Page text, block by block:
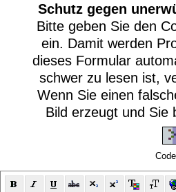
Schutz gegen
Bitte geben Sie den
ein. Damit werden
dieses Formular
schwer zu lesen ist,
Wenn Sie einen
Bild erzeugt und Sie